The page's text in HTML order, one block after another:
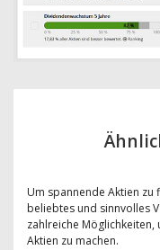
Um spannende Aktien zu
beliebtes und sinnvolles
zahlreiche Möglichkeiten,
Aktien zu machen.